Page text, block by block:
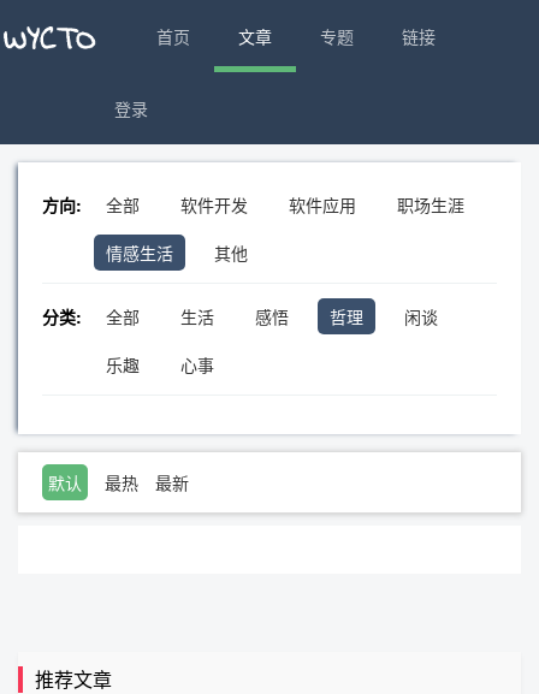
首页 文章 专题 链接
登录
方向: 全部 软件开发 软件应用
职场生涯
情感生活
其他
分类: 全部 生活 感悟 哲理
闲谈
乐趣
心事
默认 最热 最新
推荐文章